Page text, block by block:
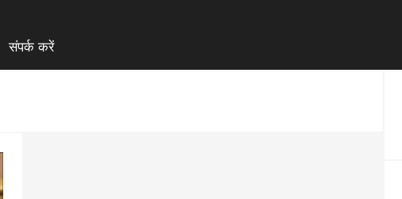
संपर्क करें